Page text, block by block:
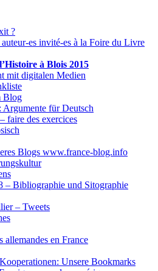
?
es invité-es à la Foire du Livre
à Blois 2015
mit digitalen Medien
Blog
Argumente für Deutsch
faire des exercices
Blogs www.france-blog.info
– Bibliographie und Sitographie
– Tweets
allemandes en France
Unsere Bookmarks